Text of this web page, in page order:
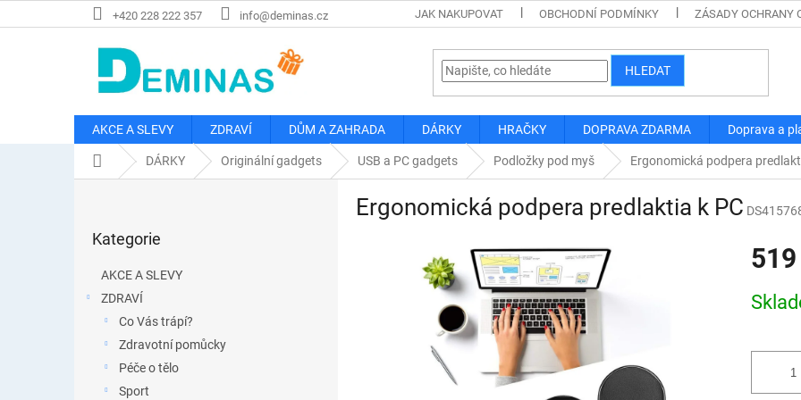
na
+420 228 222 357 info@deminas.cz JAK NAKUPOVAT OBCHODNÍ PODMÍNKY ZÁSADY OCHRANY
HLEDAT
AKCE A SLEVY ZDRAVÍ DŮM A ZAHRADA DÁRKY HRAČKY DOPRAVA ZDARMA Doprava a
Domů DÁRKY Originální gadgets USB a PC gadgets Podložky pod myš Ergonomická podpera
kategorie
Kategorie
AKCE A SLEVY
ZDRAVÍ
Co Vás trápí?
Zdravotní pomůcky
Péče o tělo
Sport
Ergonomická podpera predlaktia k PC
cena: